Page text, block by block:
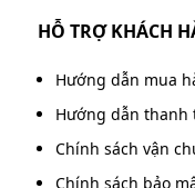
HỖ TRỢ KHÁCH
Hướng dẫn mua
Hướng dẫn thanh
Chính sách vận
Chính sách bảo